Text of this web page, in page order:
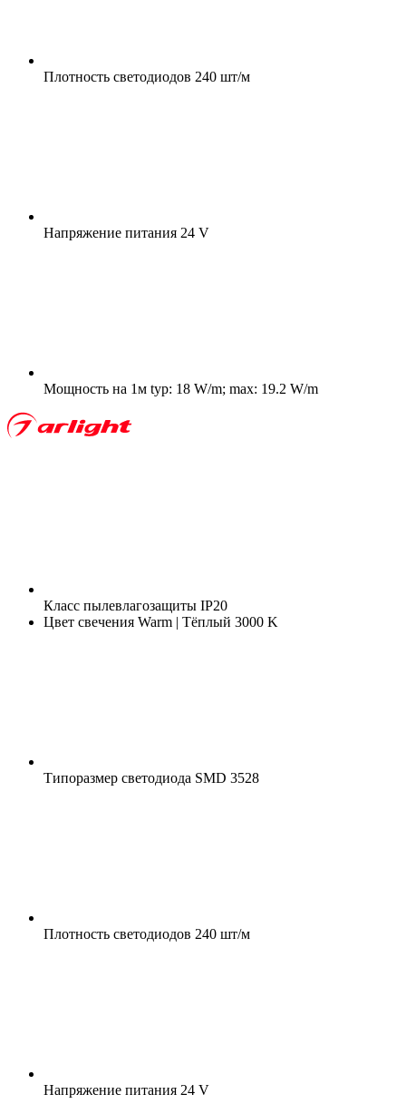
Плотность светодиодов 240 шт/м
Напряжение питания 24 V
Мощность на 1м typ: 18 W/m; max: 19.2 W/m
Класс пылевлагозащиты IP20
Цвет свечения Warm | Тёплый 3000 K
Типоразмер светодиода SMD 3528
Плотность светодиодов 240 шт/м
Напряжение питания 24 V